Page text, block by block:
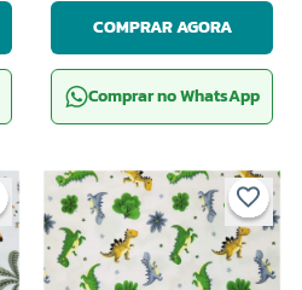
COMPRAR AGORA
Comprar no WhatsApp